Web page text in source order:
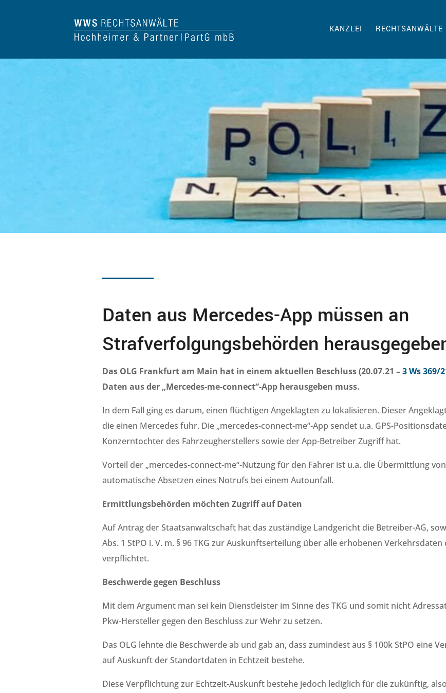
KANZLEI RECHTSANWÄLTE
Daten aus Mercedes-App müssen an
Strafverfolgungsbehörden
Das OLG Frankfurt am Main hat in einem aktuellen Beschluss(20.07.21 –3 Ws 369/
Daten aus der „Mercedes-me-connect“-App herausgeben muss.
In dem Fall ging es darum, einen flüchtigen Angeklagten zu lokalisieren. Dieser
die einen Mercedes fuhr. Die „mercedes-connect-me“-App sendet u.a. GPS-
Konzerntochter des Fahrzeugherstellers sowie der App-Betreiber Zugriff hat.
Vorteil der „mercedes-connect-me“-Nutzung für den Fahrer ist u.a. die Übermittlung
automatische Absetzen eines Notrufs bei einem Autounfall.
Ermittlungsbehörden möchten Zugriff auf Daten
Auf Antrag der Staatsanwaltschaft hat das zuständige Landgericht die Betreiber-AG,
Abs. 1 StPO i. V. m. § 96TKG zur Auskunftserteilung über alle erhobenen Verkehrsdaten
verpflichtet.
Beschwerde gegen Beschluss
Mit dem Argument man sei kein Dienstleister im Sinne des TKG und somit nicht
Pkw-Hersteller gegen den Beschluss zur Wehr zu setzen.
Das OLG lehnte die Beschwerde ab und gab an, dass zumindest aus § 100k StPO eine
auf Auskunft der Standortdaten in Echtzeit bestehe.
Diese Verpflichtung zur Echtzeit-Auskunft bestehe jedoch lediglich für die zukünftig,